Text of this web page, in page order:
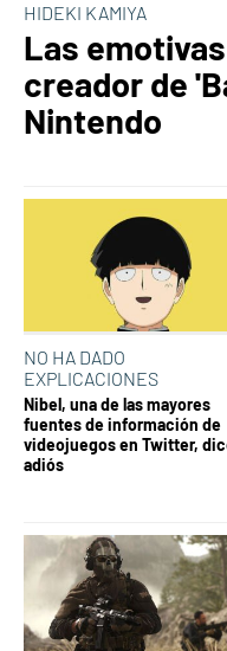
HIDEKI KAMIYA
Las
creador de
Nintendo
NO HA DADO
EXPLICACIONES
Nibel, una de las mayores
fuentes de información de
videojuegos en Twitter,
adiós